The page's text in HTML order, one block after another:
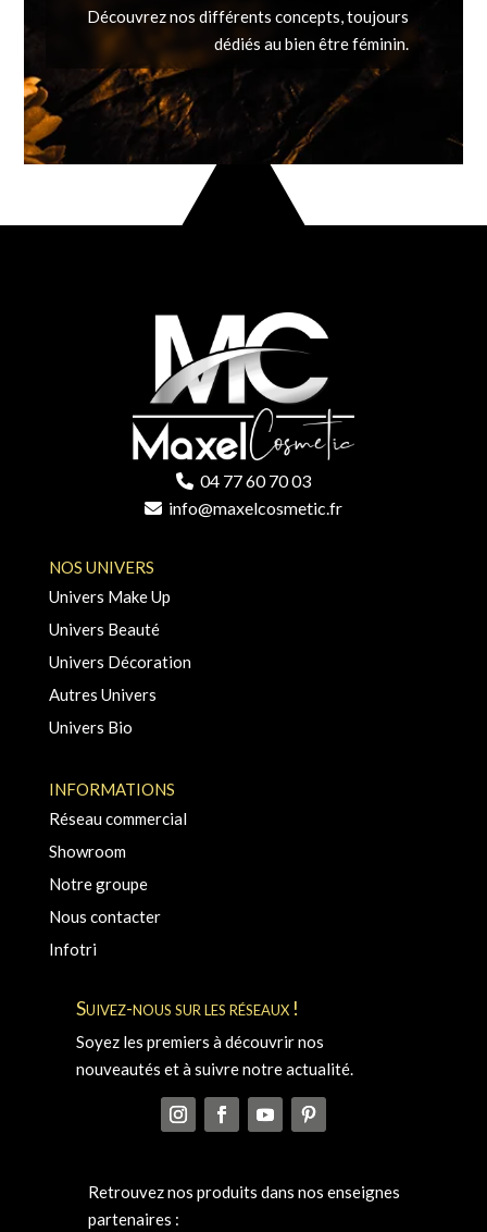
Découvrez nos différents concepts, toujours
dédiés au bien être féminin.
04 77 60 70 03
info@maxelcosmetic.fr
NOS UNIVERS
Univers Make Up
Univers Beauté
Univers Décoration
Autres Univers
Univers Bio
INFORMATIONS
Réseau commercial
Showroom
Notre groupe
Nous contacter
Infotri
Suivez-nous sur les réseaux !
Soyez les premiers à découvrir nos
nouveautés et à suivre notre actualité.
Retrouvez nos produits dans nos enseignes
partenaires :